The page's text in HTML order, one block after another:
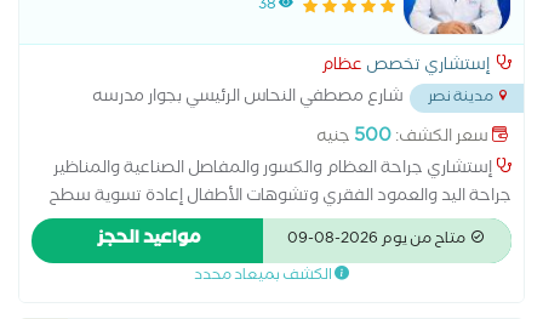
38
إستشاري تخصص عظام
مدينة نصر
شارع مصطفي النحاس الرئيسي بجوار مدرسه
المنهل...
سعر الكشف:500 جنيه
إستشاري جراحة العظام والكسور والمفاصل الصناعية والمناظير
جراحة اليد والعمود الفقري وتشوهات الأطفال إعادة تسوية سطح
مفصل الورك استبدال مفصل الكتف الخلايا الجذعية للعظام العلاج
الحراري تطويل العظام علاج آلام الأعصاب بالترددات اللاسلكية علاج
الرباط الصليبي عملية الغضروف عملية تبديل مفصل الورك عملية
متاح من يوم 2026-08-09 مواعيد الحجز
الكشف بميعاد محدد